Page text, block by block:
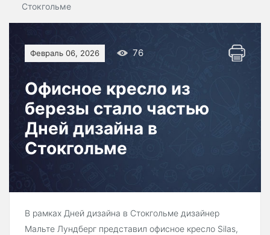
Стокгольме
Февраль 06, 2026 76
Офисное кресло из
березы стало частью
Дней дизайна в
Стокгольме
В рамках Дней дизайна в Стокгольме дизайнер
Мальте Лундберг представил офисное кресло Silas,